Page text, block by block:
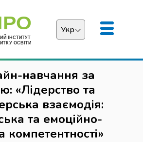
Укр
English
навчання за
«Лідерство та
взаємодія:
та емоційно-
компетентності»